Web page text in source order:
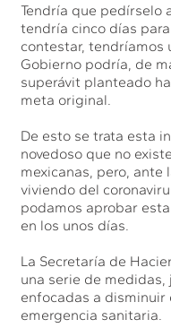
Tendría que pedírselo
tendría cinco días
contestar, tendríamos
Gobierno podría, de
superávit planteado
meta original.
De esto se trata esta
novedoso que no
mexicanas, pero, ante
viviendo del
podamos aprobar
en los unos días.
La Secretaría de
una serie de
enfocadas a disminuir
emergencia sanitaria.